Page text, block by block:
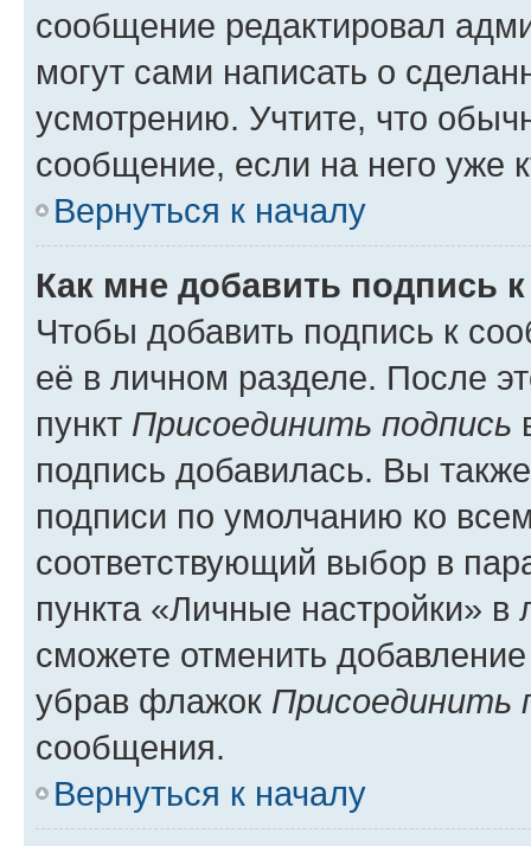
сообщение редактировал
могут сами написать о
усмотрению. Учтите, что
сообщение, если на него уже
Вернуться к началу
Как мне добавить подпись
Чтобы добавить подпись к
её в личном разделе. После
пункт Присоединить подпись
подпись добавилась. Вы
подписи по умолчанию ко
соответствующий выбор в
пункта «Личные настройки»
сможете отменить
убрав флажок Присоединить
сообщения.
Вернуться к началу